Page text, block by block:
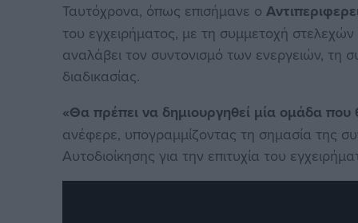
Ταυτόχρονα, όπως επισήμανε ο
του εγχειρήματος, με τη συμμετοχή
αναλάβει τον συντονισμό των ενεργειών, τη
διαδικασίας.
«Θα πρέπει να δημιουργηθεί μία ομάδα που
ανέφερε, υπογραμμίζοντας τη σημασία της
Αυτοδιοίκησης για την επιτυχία του